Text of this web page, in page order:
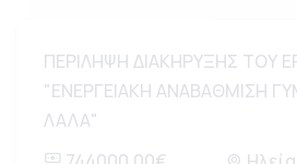
ΠΕΡΙΛΗΨΗ ΔΙΑΚΗΡΥΞΗΣ ΤΟΥ
"ΕΝΕΡΓΕΙΑΚΗ ΑΝΑΒΑΘΜΙΣΗ
ΛΑΛΑ"